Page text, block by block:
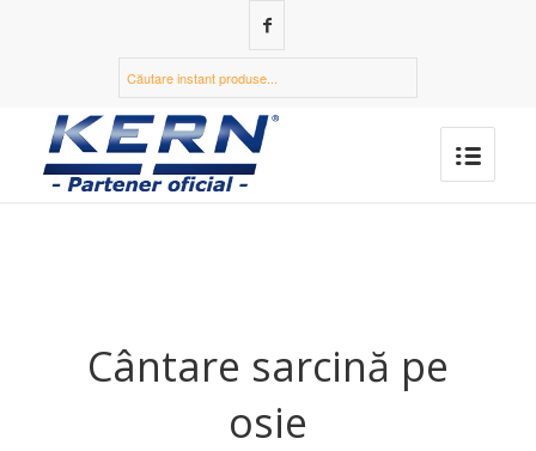
Cântare sarcină pe
osie